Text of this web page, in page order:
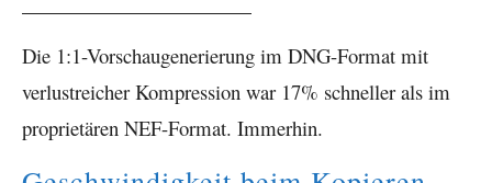
Die 1:1-Vorschaugenerierung im DNG-Format mit
verlustreicher Kompression war 17% schneller als im
proprietären NEF-Format. Immerhin.